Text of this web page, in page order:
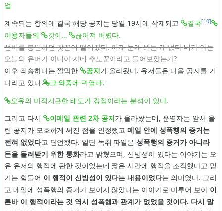
업
계속되는 항의에 결국 해당 공지는 당일 19시에 삭제되고
결국[10]
이용자들의 갓이…
끊어져 버렸다.
선비를 봉인하던 갓끈이 떨어졌다. 이제 눈에 뵈는 게 없다내가 아는
오늘의 유머가 아니야 자네 추노꾼이라고 들어보았는가?
이후 죄송하다는 짤막한
공지가 올라왔다. 유저들은 다음 공지를 기
다리고 있다.
그 와중에 귀엽다.
오유의 미적지근한 태도가 강점이라는 분석이 있다.
그리고 다시
이메일 관련 2차 공지가 올라왔는데, 운영자는 앞서 올
린 공지가 모호하게 써진 점을 인정했고 메일 안에 성폭행의 증거는
전혀 없었다고 단언했다. 일단 녹취 파일은 성폭행의 증거가 아니라
돈을 돌려받기 위한 통화라고 밝혔으며, 신빙성이 있다는 이야기는 오
유 유저의 행적에 관한 것이었는데 짧은 시간에 행적을 조작했다고 믿
기는 힘들어 이 행적이 신빙성이 있다는 내용이었다는 의미였다. 그리
고 메일에 성폭행의 증거가 보이지 않았다는 이야기로 미루어 보아 이
른바 이 행적이라는 것 역시 성폭행과 관계가 없었을 것이다. 다시 말